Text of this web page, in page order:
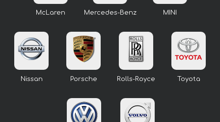
McLaren Mercedes-Benz MINI
Nissan Porsche Rolls-Royce Toyota